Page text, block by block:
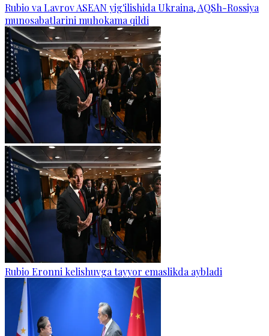
Rubio va Lavrov ASEAN yig'ilishida Ukraina, AQSh-Rossiya
munosabatlarini muhokama qildi
Rubio Eronni kelishuvga tayyor emaslikda aybladi